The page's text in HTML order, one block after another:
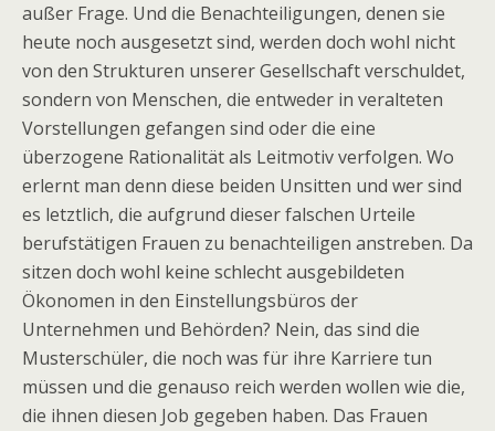
außer Frage. Und die Benachteiligungen, denen sie
heute noch ausgesetzt sind, werden doch wohl nicht
von den Strukturen unserer Gesellschaft verschuldet,
sondern von Menschen, die entweder in veralteten
Vorstellungen gefangen sind oder die eine
überzogene Rationalität als Leitmotiv verfolgen. Wo
erlernt man denn diese beiden Unsitten und wer sind
es letztlich, die aufgrund dieser falschen Urteile
berufstätigen Frauen zu benachteiligen anstreben. Da
sitzen doch wohl keine schlecht ausgebildeten
Ökonomen in den Einstellungsbüros der
Unternehmen und Behörden? Nein, das sind die
Musterschüler, die noch was für ihre Karriere tun
müssen und die genauso reich werden wollen wie die,
die ihnen diesen Job gegeben haben. Das Frauen